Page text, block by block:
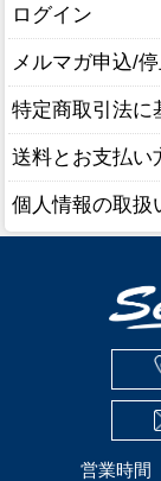
ログイン
メルマガ申込/
特定商取引法に
送料とお支払い
個人情報の取扱
営業時間